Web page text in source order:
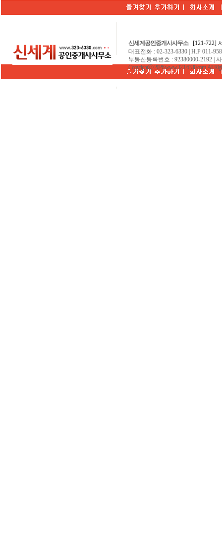
신세계공인중개사사무소[121-722]
대표전화 : 02-323-6330 | H.P 011-
부동산등록번호 : 92380000-2192 |
Copyrightⓒ 2026 www.323-6330.com. All